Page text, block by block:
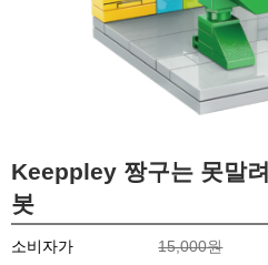
Keeppley 짱구는 못말
봇
소비자가
15,000원